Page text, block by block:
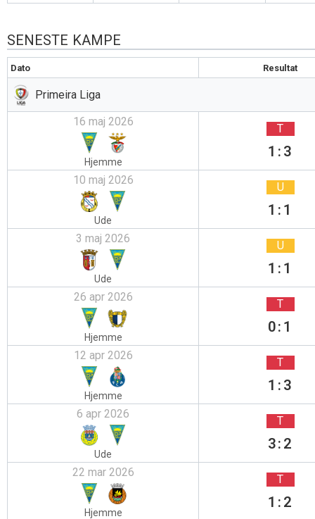
SENESTE KAMPE
Dato Resultat
Primeira Liga
16 maj 2026
Hjemme
T
1:3
10 maj 2026
Ude
U
1:1
3 maj 2026
Ude
U
1:1
26 apr 2026
Hjemme
T
0:1
12 apr 2026
Hjemme
T
1:3
6 apr 2026
Ude
T
3:2
22 mar 2026
Hjemme
T
1:2